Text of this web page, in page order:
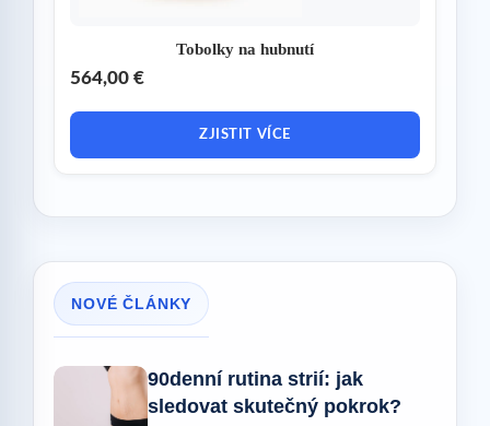
Tobolky na hubnutí
564,00 €
ZJISTIT VÍCE
NOVÉ ČLÁNKY
90denní rutina strií: jak
sledovat skutečný pokrok?